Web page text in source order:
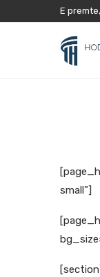
E
small”]